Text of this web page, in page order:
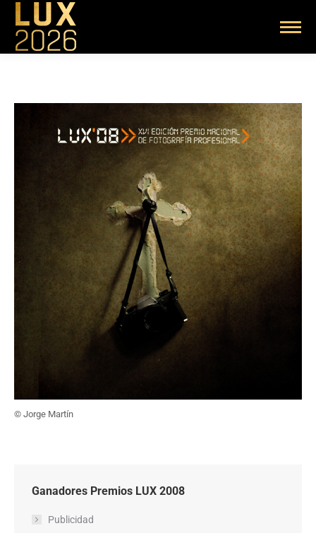
© Jorge Martín
Ganadores Premios LUX 2008
Publicidad